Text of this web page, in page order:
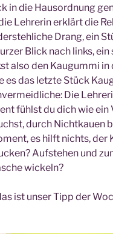
in die Haus­ord­nung
Leh­re­rin erklärt die
Drang, ein
Blick nach links,
also den Kau­gum­mi in
es das letz­te Stück
Die
fühlst du dich wie
durch Nicht­kau­en
es hilft nichts, der
Auf­ste­hen und
wickeln?
ist unser Tipp der